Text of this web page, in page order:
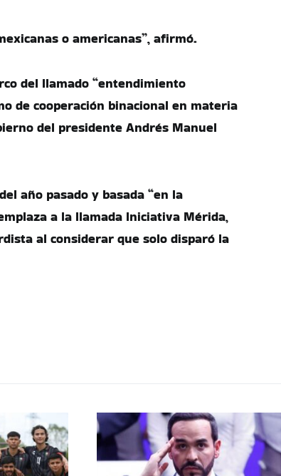
o americanas”, afirmó.
del llamado “entendimiento
de cooperación binacional en materia
del presidente Andrés Manuel
año pasado y basada “en la
a la llamada Iniciativa Mérida,
al considerar que solo disparó la